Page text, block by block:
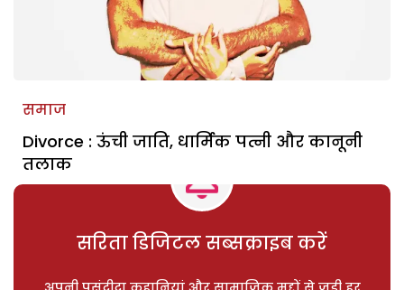
समाज
Divorce : ऊंची जाति, धार्मिक पत्नी और कानूनी
तलाक
सरिता डिजिटल सब्सक्राइब करें